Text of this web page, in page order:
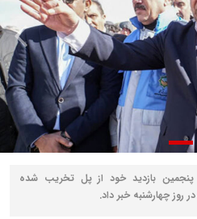
پنجمین بازدید خود از پل تخریب‌ شده
روز چهارشنبه خبر داد.